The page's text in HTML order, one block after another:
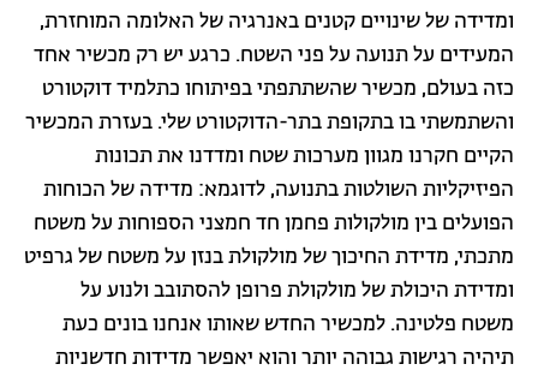
ומדידה של שינויים קטנים באנרגיה של האלומה המוחזרת,
המעידים על תנועה על פני השטח. כרגע יש רק מכשיר אחד
כזה בעולם, מכשיר שהשתתפתי בפיתוחו כתלמיד דוקטורט
והשתמשתי בו בתקופת בתר-הדוקטורט שלי. בעזרת המכשיר
הקיים חקרנו מגוון מערכות שטח ומדדנו את תכונות
הפיזיקליות השולטות בתנועה, לדוגמא: מדידה של הכוחות
הפועלים בין מולקולות פחמן חד חמצני הספוחות על משטח
מתכתי, מדידת החיכוך של מולקולת בנזן על משטח של גרפיט
ומדידת היכולת של מולקולת פרופן להסתובב ולנוע על
משטח פלטינה. למכשיר החדש שאותו אנחנו בונים כעת
תיהיה רגישות גבוהה יותר והוא יאפשר מדידות חדשניות